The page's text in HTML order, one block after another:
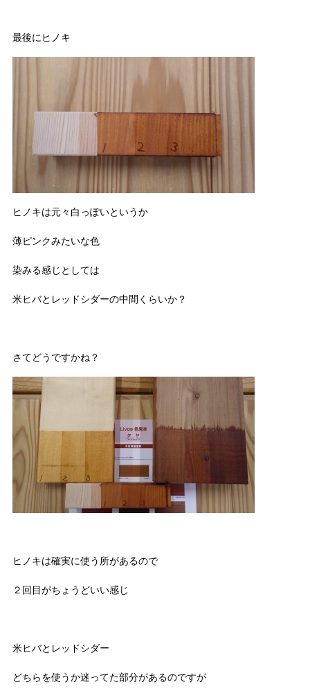
最後にヒノキ
ヒノキは元々白っぽいというか
薄ピンクみたいな色
染みる感じとしては
米ヒバとレッドシダーの中間くらいか？
さてどうですかね？
ヒノキは確実に使う所があるので
２回目がちょうどいい感じ
米ヒバとレッドシダー
どちらを使うか迷ってた部分があるのですが